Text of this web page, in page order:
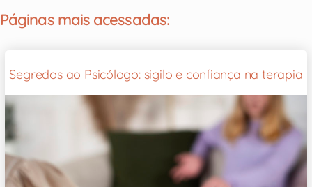
Páginas mais acessadas:
Segredos ao Psicólogo: sigilo e confiança na terapia